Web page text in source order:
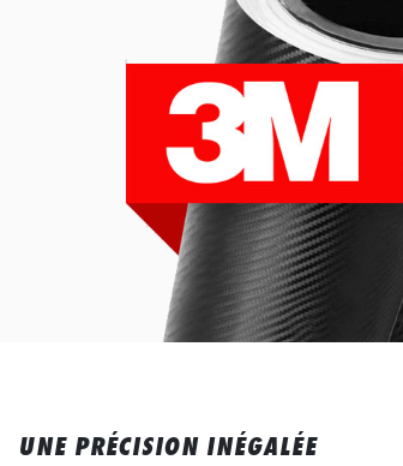
UNE PRÉCISION INÉGALÉE